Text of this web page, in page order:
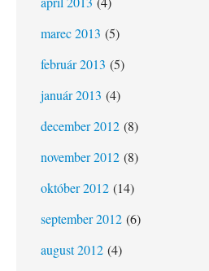
marec 2013 (5)
február 2013 (5)
január 2013 (4)
december 2012 (8)
november 2012 (8)
október 2012 (14)
september 2012 (6)
august 2012 (4)